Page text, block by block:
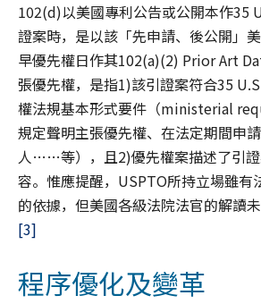
102(d)以美國專利公告或公開本作35
證案時，是以該「先申請、後公開」
早優先權日作其102(a)(2) Prior Art
張優先權，是指1)該引證案符合35
權法規基本形式要件（ministerial
規定聲明主張優先權、在法定期間申
人……等），且2)優先權案描述了引
容。惟應提醒，USPTO所持立場雖有
的依據，但美國各級法院法官的解讀未
[3]
程序優化及變革